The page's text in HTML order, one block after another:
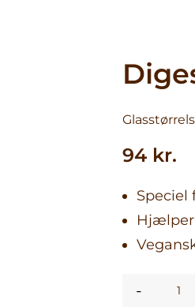
94 kr.
Speciel
Hjælper
-